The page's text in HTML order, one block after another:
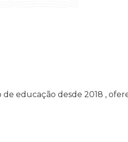
educação desde 2018 ,